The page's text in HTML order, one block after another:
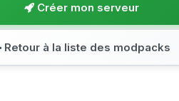
Créer mon serveur
Retour à la liste des modpacks